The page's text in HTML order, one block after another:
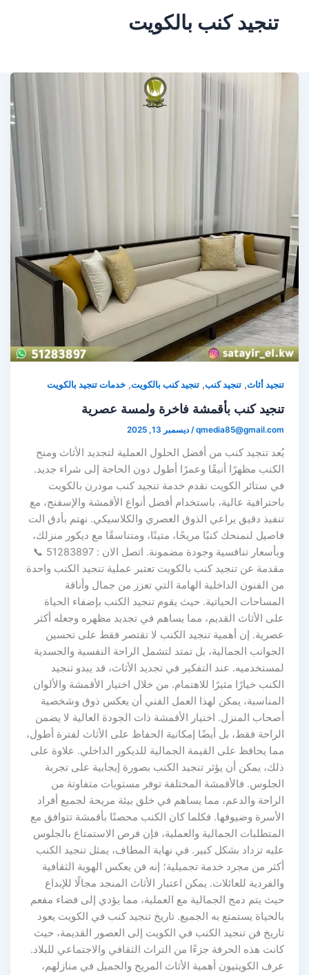
تنجيد كنب بالكويت
تنجيد أثاث,تنجيد كنب,تنجيد كنب بالكويت,خدمات تنجيد بالكويت
تنجيد كنب بأقمشة فاخرة ولمسة عصرية
qmedia85@gmail.com
/ديسمبر 13, 2025
يُعد تنجيد كنب من أفضل الحلول العملية لتجديد الأثاث ومنح
الكنب مظهرًا أنيقًا وعمرًا أطول دون الحاجة إلى شراء جديد.
في ستائر الكويت نقدم خدمة تنجيد كنب مودرن بالكويت
باحترافية عالية، باستخدام أفضل أنواع الأقمشة والإسفنج، مع
تنفيذ دقيق يراعي الذوق العصري والكلاسيكي. نهتم بأدق الت
فاصيل لنمنحك كنبًا مريحًا، متينًا، ومتناسقًا مع ديكور منزلك،
وبأسعار تنافسية وجودة مضمونة. اتصل الان : 51283897 📞
مقدمة عن تنجيد كنب بالكويت تعتبر عملية تنجيد الكنب واحدة
من الفنون الداخلية الهامة التي تعزز من جمال وأناقة
المساحات الحياتية. حيث يقوم تنجيد الكنب بإضفاء الحياة
على الأثاث القديم، مما يساهم في تجديد مظهره وجعله أكثر
عصرية. إن أهمية تنجيد الكنب لا تقتصر فقط على تحسين
الجوانب الجمالية، بل تمتد لتشمل الراحة النفسية والجسدية
لمستخدميه. عند التفكير في تجديد الأثاث، قد يبدو تنجيد
الكنب خيارًا مثيرًا للاهتمام. من خلال اختيار الأقمشة والألوان
المناسبة، يمكن لهذا العمل الفني أن يعكس ذوق وشخصية
أصحاب المنزل. اختيار الأقمشة ذات الجودة العالية لا يضمن
الراحة فقط، بل أيضًا إمكانية الحفاظ على الأثاث لفترة أطول،
مما يحافظ على القيمة الجمالية للديكور الداخلي. علاوة على
ذلك، يمكن أن يؤثر تنجيد الكنب بصورة إيجابية على تجربة
الجلوس. فالأقمشة المختلفة توفر مستويات متفاوتة من
الراحة والدعم، مما يساهم في خلق بيئة مريحة لجميع أفراد
الأسرة وضيوفها. فكلما كان الكنب محصنًا بأقمشة تتوافق مع
المتطلبات الجمالية والعملية، فإن فرص الاستمتاع بالجلوس
عليه تزداد بشكل كبير. في نهاية المطاف، يمثل تنجيد الكنب
أكثر من مجرد خدمة تجميلية؛ إنه فن يعكس الهوية الثقافية
والفردية للعائلات. يمكن اعتبار الأثاث المنجد مجالًا للإبداع
حيث يتم دمج الجمالية مع العملية، مما يؤدي إلى فضاء مفعم
بالحياة يستمتع به الجميع. تاريخ تنجيد كنب في الكويت يعود
تاريخ فن تنجيد الكنب في الكويت إلى العصور القديمة، حيث
كانت هذه الحرفة جزءًا من التراث الثقافي والاجتماعي للبلاد.
عرف الكويتيون أهمية الأثاث المريح والجميل في منازلهم،